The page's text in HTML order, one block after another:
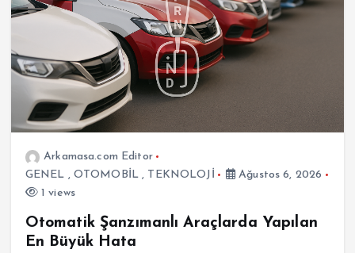
Arkamasa.com Editor
GENEL , OTOMOBİL, TEKNOLOJİ
Ağustos 6, 2026
1 views
Otomatik Şanzımanlı Araçlarda Yapılan
En Büyük Hata